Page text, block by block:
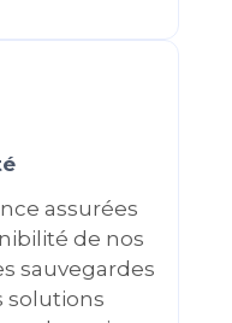
assurées
de nos
sauvegardes
solutions